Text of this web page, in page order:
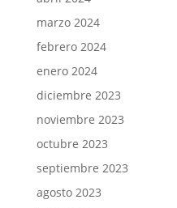
marzo 2024
febrero 2024
enero 2024
diciembre 2023
noviembre 2023
octubre 2023
septiembre 2023
agosto 2023